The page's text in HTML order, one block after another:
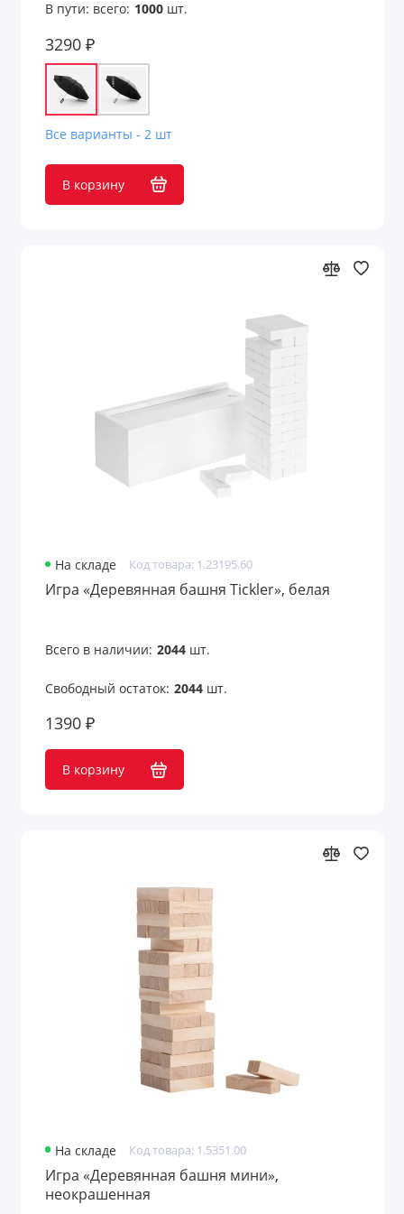
В пути: всего: 1000шт.
3290 ₽
Все варианты - 2 шт
В корзину
На складе Код товара: 1.23195.60
Игра «Деревянная башня Tickler», белая
Всего в наличии: 2044шт.
Свободный остаток: 2044шт.
1390 ₽
В корзину
На складе Код товара: 1.5351.00
Игра «Деревянная башня мини»,
неокрашенная